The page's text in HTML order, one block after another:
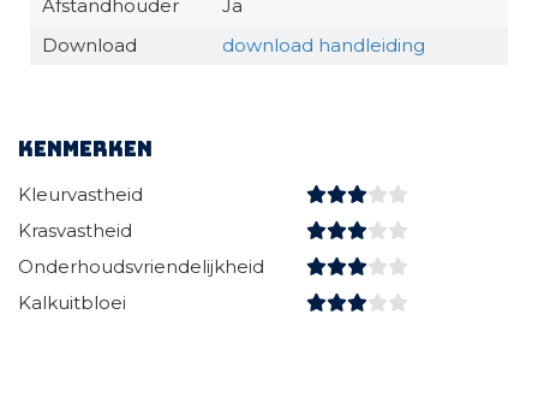
Afstandhouder
Ja
Download
download handleiding
Kenmerken
Kleurvastheid
Krasvastheid
Onderhoudsvriendelijkheid
Kalkuitbloei